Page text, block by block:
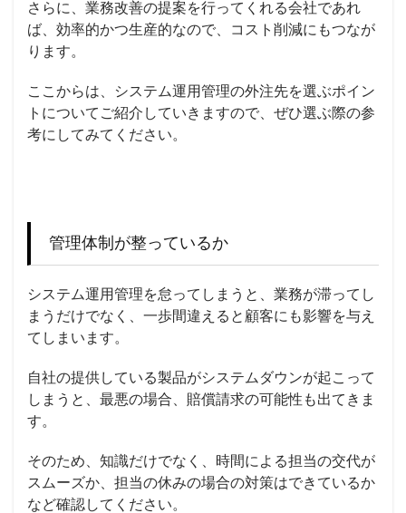
さらに、業務改善の提案を行ってくれる会社であれ
ば、効率的かつ生産的なので、コスト削減にもつなが
ります。
ここからは、システム運用管理の外注先を選ぶポイン
トについてご紹介していきますので、ぜひ選ぶ際の参
考にしてみてください。
管理体制が整っているか
システム運用管理を怠ってしまうと、業務が滞ってし
まうだけでなく、一歩間違えると顧客にも影響を与え
てしまいます。
自社の提供している製品がシステムダウンが起こって
しまうと、最悪の場合、賠償請求の可能性も出てきま
す。
そのため、知識だけでなく、時間による担当の交代が
スムーズか、担当の休みの場合の対策はできているか
など確認してください。